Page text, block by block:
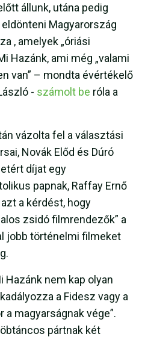
állunk, utána pedig
Magyarország
, amelyek „óriási
Hazánk, ami még „valami
van” – mondta évértékelő
- számolt be róla a
vázolta fel a választási
Novák Előd és Dúró
díjat egy
papnak, Raffay Ernő
a kérdést, hogy
zsidó filmrendezők” a
jobb történelmi filmeket
Hazánk nem kap olyan
a Fidesz vagy a
a magyarságnak vége”.
pártnak két